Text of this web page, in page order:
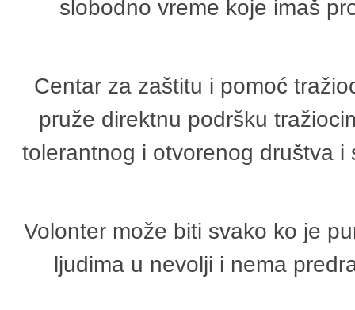
slobodno vreme koje imaš
Centar za zaštitu i pomoć
pruže direktnu podršku
tolerantnog i otvorenog društva
Volonter može biti svako ko je
ljudima u nevolji i nema